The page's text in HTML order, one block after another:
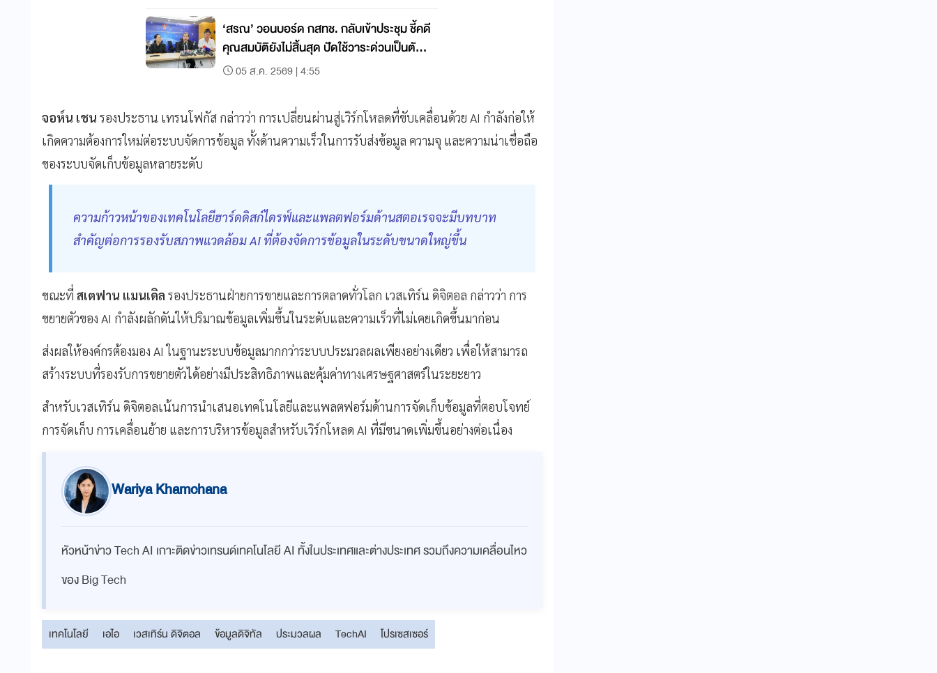
‘สรณ’ วอนบอร์ด กสทช. กลับเข้าประชุม ชี้คดี
คุณสมบัติยังไม่สิ้นสุด ปัดใช้วาระด่วนเป็นตัว
ประกัน
05 ส.ค. 2569 | 4:55
จอห์น เชน รองประธาน เทรนโฟกัส กล่าวว่า การเปลี่ยนผ่านสู่เวิร์กโหลดที่ขับเคลื่อนด้วย AI กำลังก่อให้
เกิดความต้องการใหม่ต่อระบบจัดการข้อมูล ทั้งด้านความเร็วในการรับส่งข้อมูล ความจุ และความน่าเชื่อถือ
ของระบบจัดเก็บข้อมูลหลายระดับ
ความก้าวหน้าของเทคโนโลยีฮาร์ดดิสก์ไดรฟ์และแพลตฟอร์มด้านสตอเรจจะมีบทบาท
สำคัญต่อการรองรับสภาพแวดล้อม AI ที่ต้องจัดการข้อมูลในระดับขนาดใหญ่ขึ้น
ขณะที่ สเตฟาน แมนเดิล รองประธานฝ่ายการขายและการตลาดทั่วโลก เวสเทิร์น ดิจิตอล กล่าวว่า การ
ขยายตัวของ AI กำลังผลักดันให้ปริมาณข้อมูลเพิ่มขึ้นในระดับและความเร็วที่ไม่เคยเกิดขึ้นมาก่อน
ส่งผลให้องค์กรต้องมอง AI ในฐานะระบบข้อมูลมากกว่าระบบประมวลผลเพียงอย่างเดียว เพื่อให้สามารถ
สร้างระบบที่รองรับการขยายตัวได้อย่างมีประสิทธิภาพและคุ้มค่าทางเศรษฐศาสตร์ในระยะยาว
สำหรับเวสเทิร์น ดิจิตอลเน้นการนำเสนอเทคโนโลยีและแพลตฟอร์มด้านการจัดเก็บข้อมูลที่ตอบโจทย์
การจัดเก็บ การเคลื่อนย้าย และการบริหารข้อมูลสำหรับเวิร์กโหลด AI ที่มีขนาดเพิ่มขึ้นอย่างต่อเนื่อง
Wariya Khamchana
หัวหน้าข่าว Tech AI เกาะติดข่าวเทรนด์เทคโนโลยี AI ทั้งในประเทศและต่างประเทศ รวมถึงความเคลื่อนไหว
ของ Big Tech
เทคโนโลยี เอไอ เวสเทิร์น ดิจิตอล ข้อมูลดิจิทัล ประมวลผล TechAI โปรเซสเซอร์